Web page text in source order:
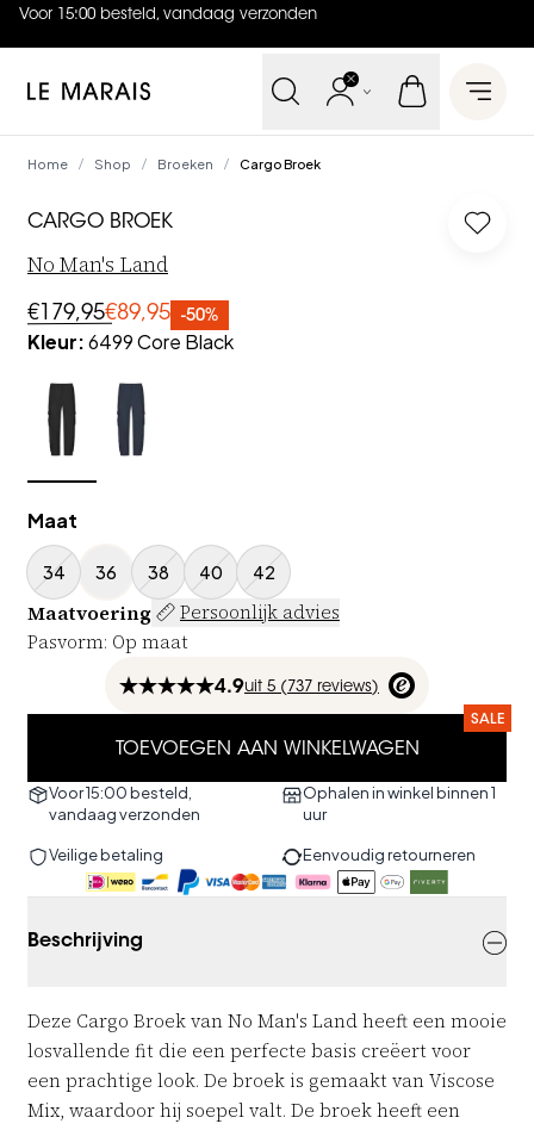
Voor 15:00 besteld, vandaag verzonden
4.9 uit5 (737 reviews)
Le Marais Open
Home / Shop / Broeken / Cargo Broek
CARGO BROEK Log
No Man's Land
€179,95€89,95 -50%
Kleur:6499 Core Black
Maat
34 36 38 40 42
Maatvoering
Persoonlijk advies
Pasvorm: Op maat
4.9uit 5 ( 737 reviews)
TOEVOEGEN AAN WINKELWAGEN
SALE
Voor 15:00 besteld,
vandaag verzonden
Ophalen in winkel binnen 1
uur
Veilige betaling Eenvoudig retourneren
Beschrijving
Deze Cargo Broek van No Man's Land heeft een mooie
losvallende fit die een perfecte basis creëert voor
een prachtige look. De broek is gemaakt van Viscose
Mix, waardoor hij soepel valt. De broek heeft een